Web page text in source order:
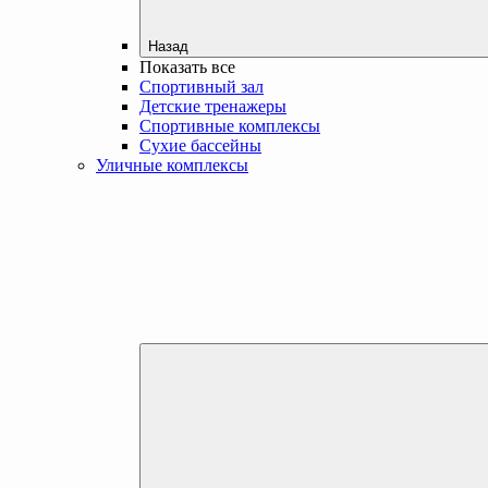
Назад
Показать все
Спортивный зал
Детские тренажеры
Спортивные комплексы
Сухие бассейны
Уличные комплексы